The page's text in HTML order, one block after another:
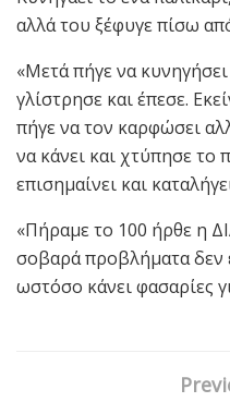
αλλά του ξέφυγε πίσω
«Μετά πήγε να
γλίστρησε και έπεσε.
πήγε να τον καρφώσει
να κάνει και χτύπησε το
επισημαίνει και
«Πήραμε το 100 ήρθε η
σοβαρά προβλήματα δεν
ωστόσο κάνει φασαρίες